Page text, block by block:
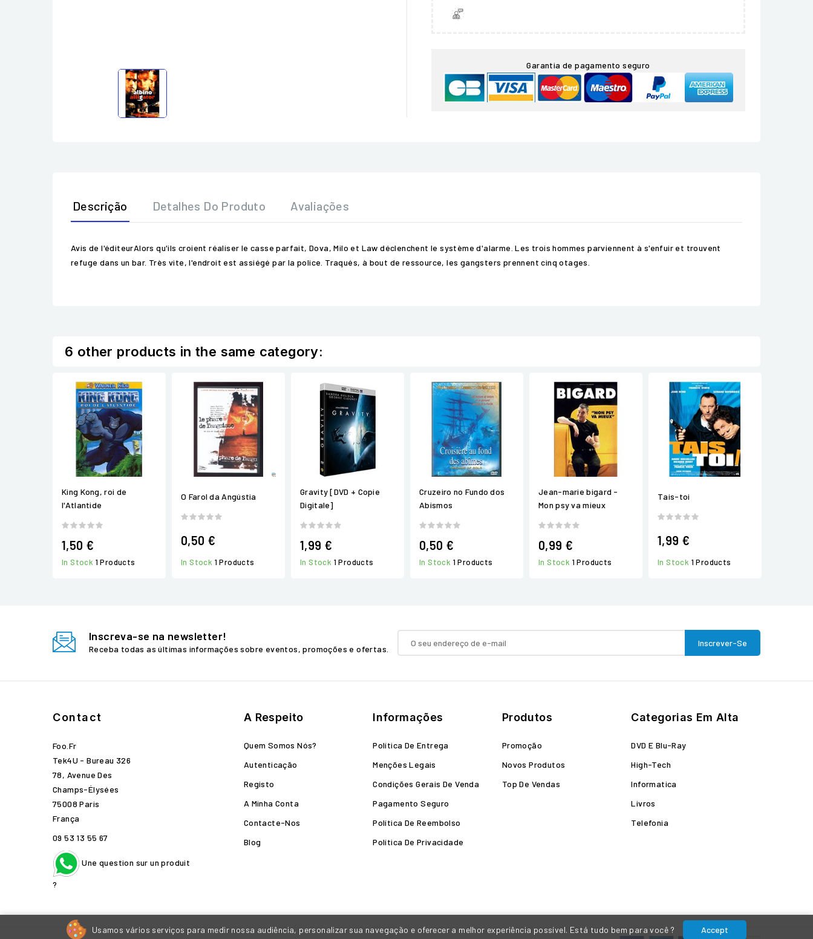
Garantia de pagamento seguro
Descrição Detalhes Do Produto Avaliações
Avis de l'éditeurAlors qu'ils croient réaliser le casse parfait, Dova, Milo et Law déclenchent le système d'alarme. Les trois hommes parviennent à s'enfuir et trouvent
refuge dans un bar. Très vite, l'endroit est assiégé par la police. Traqués, à bout de ressource, les gangsters prennent cinq otages.
6 other products in the same category:
King Kong, roi de
l'Atlantide
1,50 €
In Stock 1 Products
O Farol da Angústia
0,50 €
In Stock 1 Products
Gravity [DVD + Copie
Digitale]
1,99 €
In Stock 1 Products
Cruzeiro no Fundo dos
Abismos
0,50 €
In Stock 1 Products
Jean-marie bigard -
Mon psy va mieux
0,99 €
In Stock 1 Products
Tais-toi
1,99 €
In Stock 1 Products
Inscreva-se na newsletter!
Receba todas as últimas informações sobre eventos, promoções e ofertas.
Contact
Foo.fr
Tek4U - Bureau 326
78, Avenue Des
Champs-Élysées
75008 Paris
França
09 53 13 55 67
Une question sur un produit
?
A Respeito
Quem Somos Nós?
Autenticação
Registo
A Minha Conta
Contacte-Nos
Blog
Informações
Política De Entrega
Menções Legais
Condições Gerais De Venda
Pagamento Seguro
Política De Reembolso
Política De Privacidade
Produtos
Promoção
Novos Produtos
Top De Vendas
Categorias Em Alta
DVD E Blu-Ray
High-Tech
Informatica
Livros
Telefonia
Usamos vários serviços para medir nossa audiência, personalizar sua navegação e oferecer a melhor experiência possível. Está tudo bem para você ?
Accept